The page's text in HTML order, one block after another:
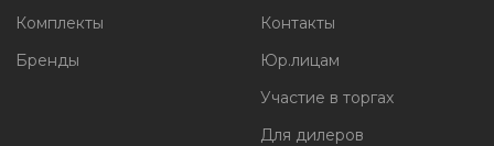
Комплекты
Бренды
Контакты
Юр.лицам
Участие в торгах
Для дилеров